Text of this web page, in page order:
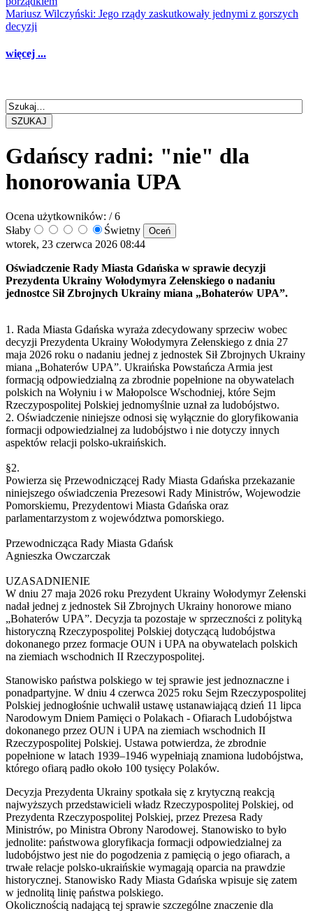
Mariusz Wilczyński: Jego rządy zaskutkowały jednymi z gorszych
decyzji
więcej ...
SZUKAJ
Gdańscy radni: "nie" dla
honorowania UPA
Ocena użytkowników: / 6
Słaby
Świetny
wtorek, 23 czerwca 2026 08:44
Oświadczenie Rady Miasta Gdańska w sprawie decyzji
Prezydenta Ukrainy Wołodymyra Zełenskiego o nadaniu
jednostce Sił Zbrojnych Ukrainy miana „Bohaterów UPA”.
1. Rada Miasta Gdańska wyraża zdecydowany sprzeciw wobec
decyzji Prezydenta Ukrainy Wołodymyra Zełenskiego z dnia 27
maja 2026 roku o nadaniu jednej z jednostek Sił Zbrojnych Ukrainy
miana „Bohaterów UPA”. Ukraińska Powstańcza Armia jest
formacją odpowiedzialną za zbrodnie popełnione na obywatelach
polskich na Wołyniu i w Małopolsce Wschodniej, które Sejm
Rzeczypospolitej Polskiej jednomyślnie uznał za ludobójstwo.
2. Oświadczenie niniejsze odnosi się wyłącznie do gloryfikowania
formacji odpowiedzialnej za ludobójstwo i nie dotyczy innych
aspektów relacji polsko-ukraińskich.
§2.
Powierza się Przewodniczącej Rady Miasta Gdańska przekazanie
niniejszego oświadczenia Prezesowi Rady Ministrów, Wojewodzie
Pomorskiemu, Prezydentowi Miasta Gdańska oraz
parlamentarzystom z województwa pomorskiego.
Przewodnicząca Rady Miasta Gdańsk
Agnieszka Owczarczak
UZASADNIENIE
W dniu 27 maja 2026 roku Prezydent Ukrainy Wołodymyr Zełenski
nadał jednej z jednostek Sił Zbrojnych Ukrainy honorowe miano
„Bohaterów UPA”. Decyzja ta pozostaje w sprzeczności z polityką
historyczną Rzeczypospolitej Polskiej dotyczącą ludobójstwa
dokonanego przez formacje OUN i UPA na obywatelach polskich
na ziemiach wschodnich II Rzeczypospolitej.
Stanowisko państwa polskiego w tej sprawie jest jednoznaczne i
ponadpartyjne. W dniu 4 czerwca 2025 roku Sejm Rzeczypospolitej
Polskiej jednogłośnie uchwalił ustawę ustanawiającą dzień 11 lipca
Narodowym Dniem Pamięci o Polakach - Ofiarach Ludobójstwa
dokonanego przez OUN i UPA na ziemiach wschodnich II
Rzeczypospolitej Polskiej. Ustawa potwierdza, że zbrodnie
popełnione w latach 1939–1946 wypełniają znamiona ludobójstwa,
którego ofiarą padło około 100 tysięcy Polaków.
Decyzja Prezydenta Ukrainy spotkała się z krytyczną reakcją
najwyższych przedstawicieli władz Rzeczypospolitej Polskiej, od
Prezydenta Rzeczypospolitej Polskiej, przez Prezesa Rady
Ministrów, po Ministra Obrony Narodowej. Stanowisko to było
jednolite: państwowa gloryfikacja formacji odpowiedzialnej za
ludobójstwo jest nie do pogodzenia z pamięcią o jego ofiarach, a
trwałe relacje polsko-ukraińskie wymagają oparcia na prawdzie
historycznej. Stanowisko Rady Miasta Gdańska wpisuje się zatem
w jednolitą linię państwa polskiego.
Okolicznością nadającą tej sprawie szczególne znaczenie dla